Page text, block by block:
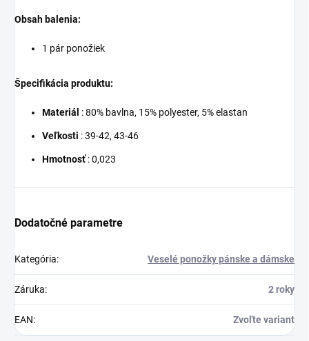
Obsah balenia:
1 pár ponožiek
Špecifikácia produktu:
Materiál : 80% bavlna, 15% polyester, 5% elastan
Veľkosti : 39-42, 43-46
Hmotnosť: 0,023
Dodatočné parametre
Kategória: Veselé ponožky pánske a dámske
Záruka: 2 roky
EAN: Zvoľte variant